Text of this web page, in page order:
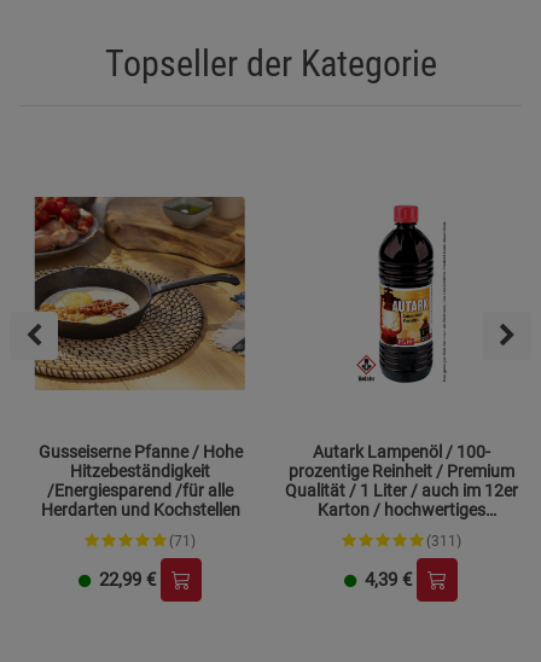
Topseller der Kategorie
Gusseiserne Pfanne / Hohe
Hitzebeständigkeit
/Energiesparend /für alle
Herdarten und Kochstellen
(71)
22,99 €
Autark Lampenöl / 100-
prozentige Reinheit / Premium
Qualität / 1 Liter / auch im 12er
Karton / hochwertiges
Paraffinöl
(311)
4,39 €